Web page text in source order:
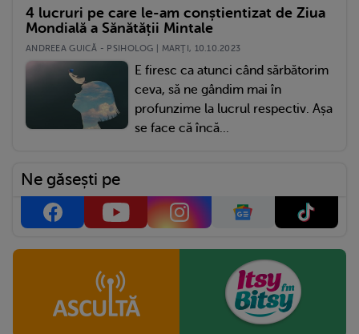
4 lucruri pe care le-am conștientizat de Ziua
Mondială a Sănătății Mintale
ANDREEA GUICĂ - PSIHOLOG | MARŢI, 10.10.2023
E firesc ca atunci când sărbătorim
ceva, să ne gândim mai în
profunzime la lucrul respectiv. Așa
se face că încă...
Ne găsești pe